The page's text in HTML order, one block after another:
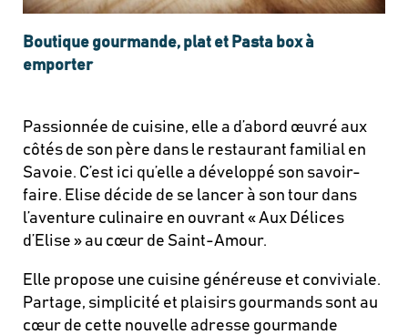
Boutique gourmande, plat et Pasta box à
emporter
Passionnée de cuisine, elle a d’abord œuvré aux
côtés de son père dans le restaurant familial en
Savoie. C’est ici qu’elle a développé son savoir-
faire. Elise décide de se lancer à son tour dans
l’aventure culinaire en ouvrant « Aux Délices
d’Elise » au cœur de Saint-Amour.
Elle propose une cuisine généreuse et conviviale.
Partage, simplicité et plaisirs gourmands sont au
cœur de cette nouvelle adresse gourmande